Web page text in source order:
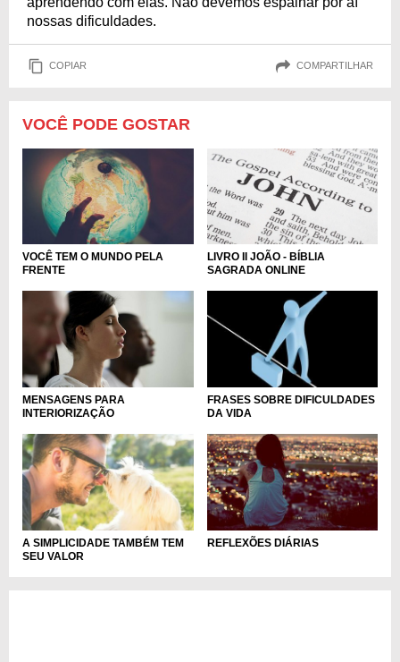
nossas dificuldades.
COPIAR COMPARTILHAR
VOCÊ PODE GOSTAR
VOCÊ TEM O MUNDO PELA
FRENTE
LIVRO II JOÃO - BÍBLIA
SAGRADA ONLINE
MENSAGENS PARA
INTERIORIZAÇÃO
FRASES SOBRE DIFICULDADES
DA VIDA
A SIMPLICIDADE TAMBÉM TEM
SEU VALOR
REFLEXÕES DIÁRIAS